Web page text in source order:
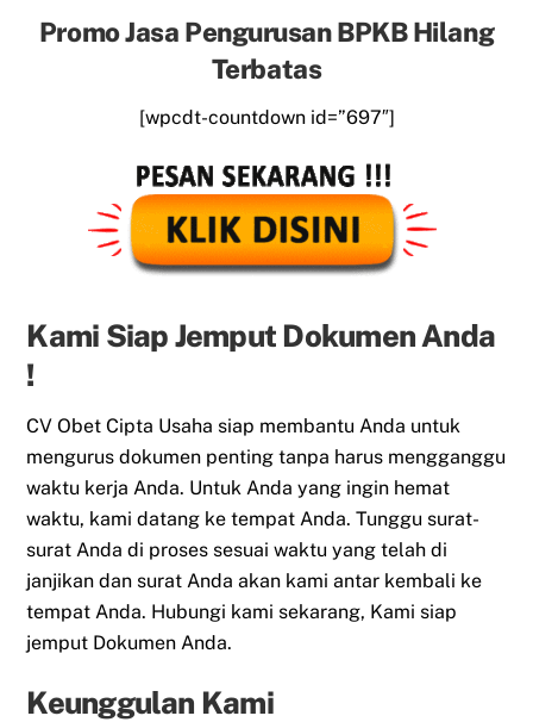
Promo Jasa Pengurusan BPKB Hilang
Terbatas
[wpcdt-countdown id=”697″]
Kami Siap Jemput Dokumen Anda
!
CV Obet Cipta Usaha siap membantu Anda untuk
mengurus dokumen penting tanpa harus mengganggu
waktu kerja Anda. Untuk Anda yang ingin hemat
waktu, kami datang ke tempat Anda. Tunggu surat-
surat Anda di proses sesuai waktu yang telah di
janjikan dan surat Anda akan kami antar kembali ke
tempat Anda. Hubungi kami sekarang, Kami siap
jemput Dokumen Anda.
Keunggulan Kami